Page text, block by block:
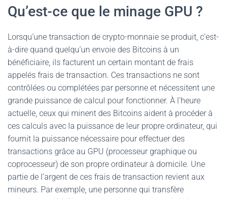
Qu’est-ce que le minage GPU ?
Lorsqu’une transaction de crypto-monnaie se produit, c’est-
à-dire quand quelqu’un envoie des Bitcoins à un
bénéficiaire, ils facturent un certain montant de frais
appelés frais de transaction. Ces transactions ne sont
contrôlées ou complétées par personne et nécessitent une
grande puissance de calcul pour fonctionner. À l’heure
actuelle, ceux qui minent des Bitcoins aident à procéder à
ces calculs avec la puissance de leur propre ordinateur, qui
fournit la puissance nécessaire pour effectuer des
transactions grâce au GPU (processeur graphique ou
coprocesseur) de son propre ordinateur à domicile. Une
partie de l’argent de ces frais de transaction revient aux
mineurs. Par exemple, une personne qui transfère